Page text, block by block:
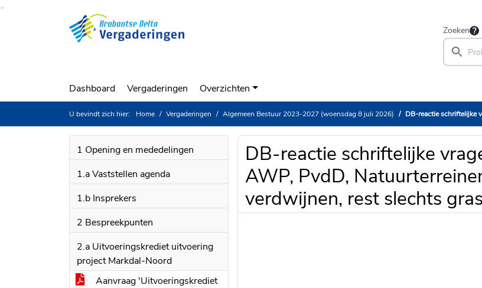
Ga naar de inhoud van deze pagina
Zoeken
Dashboard Vergaderingen Overzichten
U bevindt zich hier: Home Vergaderingen Algemeen Bestuur 2023-2027 (woensdag 8 juli 2026) DB-reactie schriftelijke vragen van de
1 Opening en mededelingen
1.a Vaststellen agenda
1.b Insprekers
2 Bespreekpunten
2.a Uitvoeringskrediet uitvoering
project Markdal-Noord
Aanvraag 'Uitvoeringskrediet
DB-reactie schriftelijke
AWP, PvdD,
verdwijnen, rest slechts